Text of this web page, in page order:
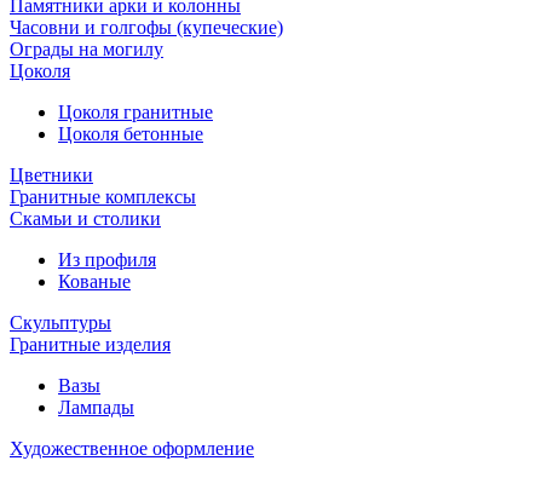
Памятники арки и колонны
Часовни и голгофы (купеческие)
Ограды на могилу
Цоколя
Цоколя гранитные
Цоколя бетонные
Цветники
Гранитные комплексы
Cкамьи и столики
Из профиля
Кованые
Скульптуры
Гранитные изделия
Вазы
Лампады
Художественное оформление